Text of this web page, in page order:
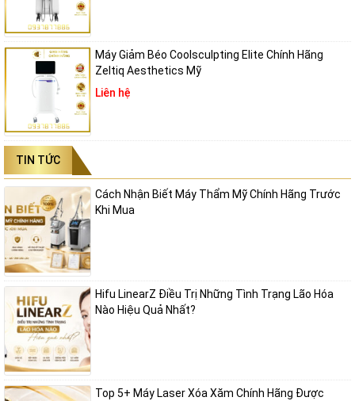
Máy Giảm Béo Coolsculpting Elite Chính Hãng
Zeltiq Aesthetics Mỹ
Liên hệ
TIN TỨC
Cách Nhận Biết Máy Thẩm Mỹ Chính Hãng Trước
Khi Mua
Hifu LinearZ Điều Trị Những Tình Trạng Lão Hóa
Nào Hiệu Quả Nhất?
Top 5+ Máy Laser Xóa Xăm Chính Hãng Được